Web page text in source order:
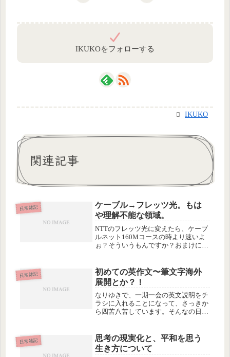
IKUKOをフォローする
IKUKO
関連記事
日常雑記
ケーブル→フレッツ光。もは
や理解不能な領域。
NTTのフレッツ光に変えたら、ケーブ
ルネット160Mコースの時より速いよ
ぉ？そういうもんですか？おまけに
ルータをお払い箱にできてラッキー。
coregaルータは頻繁に...
日常雑記
初めての英作文〜筆文字海外
展開とか？！
なりゆきで、一期一会の英文説明をチ
ラシに入れることになって、さっきか
ら四苦八苦しています。そんなの日本
期一会 ich...
日常雑記
思考の現実化と、平和を思う
生き方について